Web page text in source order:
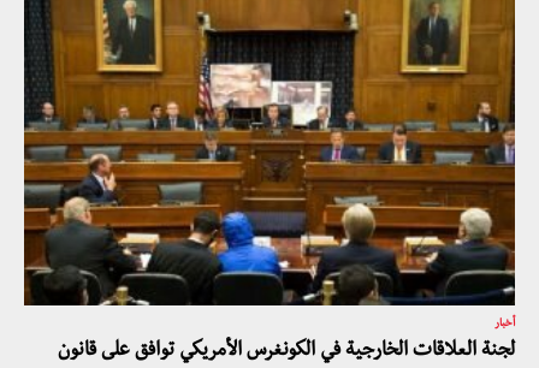
أخبار
لجنة العلاقات الخارجية في الكونغرس الأمريكي توافق على قانون